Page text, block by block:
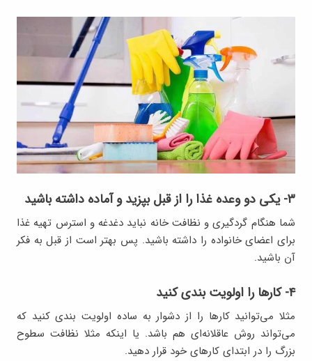
۳- یکی دو وعده غذا را از قبل بپزید و آماده داشته باشید
شما هنگام گردگیری و نظافت خانه نباید دغدغه و استرس تهیه غذا
برای اعضای خانواده را داشته باشید. پس بهتر است از قبل به فکر
آن باشید.
۴- کارها را اولویت بندی کنید
مثلا می‌توانید کارها را از دشوار به ساده اولویت بندی کنید که
می‌تواند روش عاقلانه‌ای هم باشد. یا اینکه مثلا نظافت سطوح
بزرگ را در ابتدای کارهای خود قرار دهید.